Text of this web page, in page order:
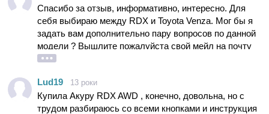
Спасибо за отзыв, информативно, интересно. Для
себя выбираю между RDX и Toyota Venza. Мог бы я
задать вам дополнительно пару вопросов по данной
модели ? Вышлите пожалуйста свой мейл на почту
box34@ukr.net Спасибо. Роман
Lud19 13 роки
Купила Акуру RDX AWD , конечно, довольна, но с
трудом разбираюсь со всеми кнопками и инструкция